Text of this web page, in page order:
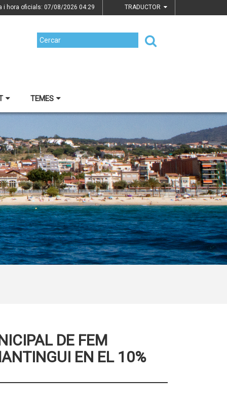
i hora oficials: 07/08/2026 04:29 TRADUCTOR
TEMES
DE FEM
EN EL 10%